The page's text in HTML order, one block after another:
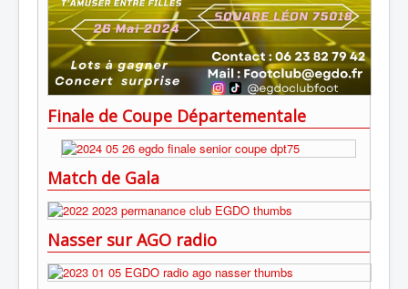
Finale de Coupe Départementale
Match de Gala
Nasser sur AGO radio